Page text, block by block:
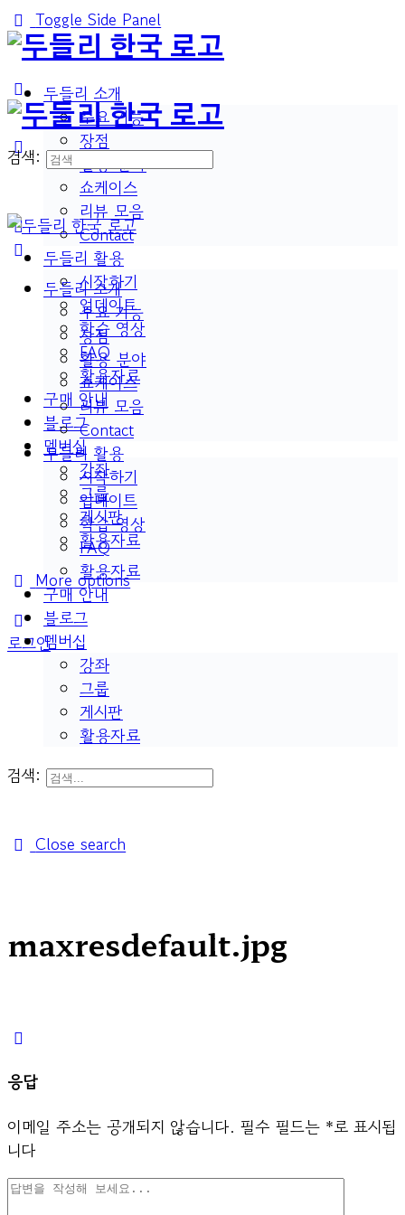
Toggle Side Panel
두들리 소개
주요 기능
장점
활용 분야
쇼케이스
리뷰 모음
Contact
두들리 활용
시작하기
업데이트
학습 영상
FAQ
활용자료
구매 안내
블로그
멤버십
강좌
그룹
게시판
활용자료
More options
로그인
검색:
두들리 소개
주요 기능
장점
활용 분야
쇼케이스
리뷰 모음
Contact
두들리 활용
시작하기
업데이트
학습 영상
FAQ
활용자료
구매 안내
블로그
멤버십
강좌
그룹
게시판
활용자료
검색:
Close search
maxresdefault.jpg
응답
이메일 주소는 공개되지 않습니다. 필수 필드는 *로 표시됩
니다